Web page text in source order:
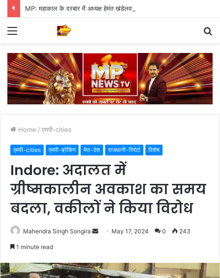
Menu
Home / एमपी-cities
एमपी-cities एमपी-ब्रेकिंग मेरा-देश राजधानी-रिपोर्ट विशेष
Indore: अदालत में
ग्रीष्मकालीन अवकाश का समय
बदला, वकीलों ने किया विरोध
Mahendra Singh Songira
Send May 17, 2024 0 243
1 minute read